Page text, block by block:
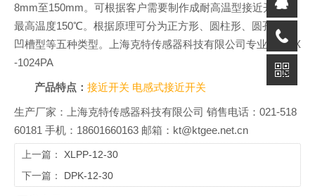
8mm至150mm。可根据客户需要制作成耐高温型接近开关，
最高温度150℃。根据原理可分为正方形、圆柱形、圆孔型、
凹槽型等五种类型。上海克特传感器科技有限公司专业生产LX
-1024PA
产品特点：接近开关 电感式接近开关
生产厂家：上海克特传感器科技有限公司 销售电话：021-518
60181 手机：18601660163 邮箱：kt@ktgee.net.cn
上一篇： XLPP-12-30
下一篇： DPK-12-30